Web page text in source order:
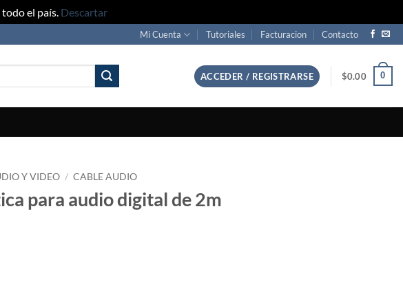
el país. Descartar
Mi Cuenta Tutoriales Facturacion Contacto
ACCEDER / REGISTRARSE $0.00 0
Y VIDEO / CABLE AUDIO
para audio digital de 2m